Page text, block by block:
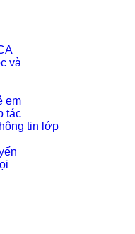
và
em
tác
tin lớp